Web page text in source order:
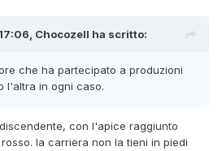
Chocozell ha scritto:
che ha partecipato a produzioni
l'altra in ogni caso.
con l'apice raggiunto
la carriera non la tieni in piedi